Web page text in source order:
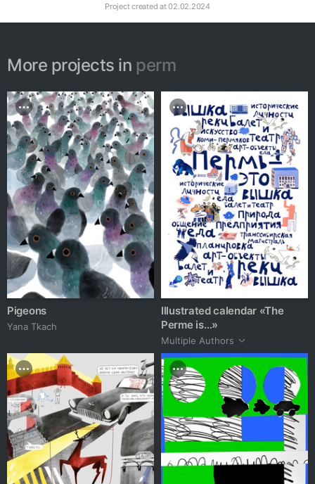
Project created at02.02.2024
More projects in perm
Pigeons
Yana Tkach
Illustrated calendar «The
Perme is…»
Multiple Authors